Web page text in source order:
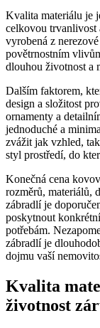
Kvalita materiálu je
celkovou trvanlivost
vyrobená z
povětrnostním
dlouhou životnost a
Dalším faktorem,
design a složitost
ornamenty a
jednoduché a
zvážit jak vzhled,
styl prostředí, do
Konečná cena
rozměrů, materiálů,
zábradlí je
poskytnout
potřebám.
zábradlí je
dojmu vaší
Kvalita
životnost